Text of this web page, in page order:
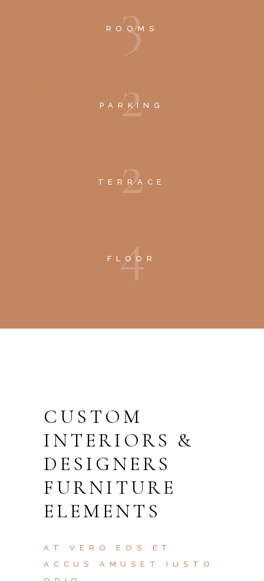
3
ROOMS
2
PARKING
2
TERRACE
4
FLOOR
CUSTOM
INTERIORS &
DESIGNERS
FURNITURE
ELEMENTS
AT VERO EOS ET
ACCUS AMUSET IUSTO